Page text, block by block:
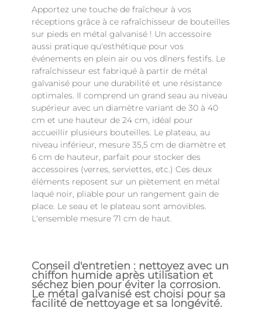
Apportez une touche de fraîcheur à vos
réceptions grâce à ce rafraîchisseur de bouteilles
sur pieds en métal galvanisé ! Un accessoire
aussi pratique qu'esthétique pour vos
événements en plein air ou vos dîners festifs. Le
rafraîchisseur est fabriqué à partir de métal
galvanisé pour une durabilité et une résistance
optimales. Il comprend un grand seau au niveau
supérieur avec un diamètre variant de 30 à 40
cm et une hauteur de 24 cm, idéal pour
accueillir plusieurs bouteilles. Le plateau, au
niveau inférieur, mesure 35,5 cm de diamètre et
6 cm de hauteur, parfait pour stocker des
accessoires (verres, serviettes, etc.) Ces deux
éléments reposent sur un piètement en métal
laqué noir, pliable pour un rangement gain de
place. Le seau et le plateau sont amovibles.
L'ensemble mesure 71 cm de haut.
Conseil d'entretien : nettoyez avec un
chiffon humide après utilisation et
séchez bien pour éviter la corrosion.
Le métal galvanisé est choisi pour sa
facilité de nettoyage et sa longévité.